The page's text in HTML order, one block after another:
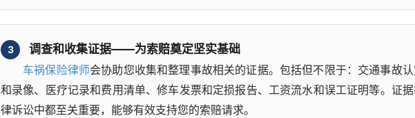
3
调查和收集证据——为索赔奠定坚实基础
车祸保险律师会协助您收集和整理事故相关的证据。包括但不限于：交通事故
和录像、医疗记录和费用清单、修车发票和定损报告、工资流水和误工证明等。证
律诉讼中都至关重要，能够有效支持您的索赔请求。